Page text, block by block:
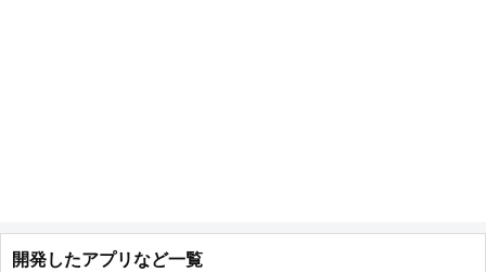
開発したアプリなど一覧